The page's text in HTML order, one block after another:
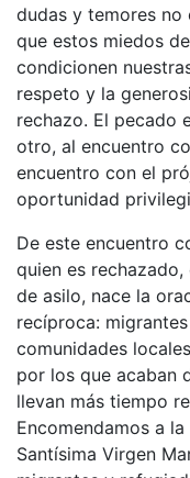
dudas y temores no
que estos miedos
condicionen
respeto y la
rechazo. El pecado
otro, al encuentro
encuentro con el
oportunidad
De este encuentro
quien es
de asilo, nace la
recíproca:
comunidades
por los que acaban
llevan más tiempo
Encomendamos a
Santísima Virgen